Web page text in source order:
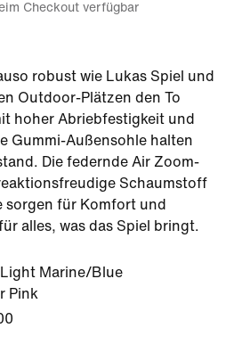
Checkout verfügbar
robust wie Lukas Spiel und
Outdoor-Plätzen den To
hoher Abriebfestigkeit und
Gummi-Außensohle halten
Die federnde Air Zoom-
Schaumstoff
sorgen für Komfort und
alles, was das Spiel bringt.
Light Marine/Blue
Pink